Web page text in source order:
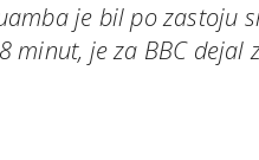
je bil po zastoju
minut, je za BBC dejal